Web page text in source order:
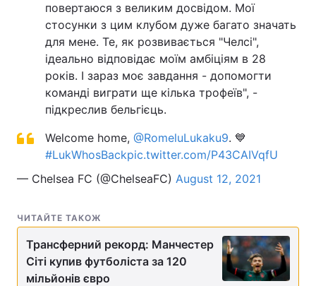
повертаюся з великим досвідом. Мої
стосунки з цим клубом дуже багато значать
для мене. Те, як розвивається "Челсі",
ідеально відповідає моїм амбіціям в 28
років. І зараз моє завдання - допомогти
команді виграти ще кілька трофеїв", -
підкреслив бельгієць.
Welcome home, @RomeluLukaku9. 💙
#LukWhosBackpic.twitter.com/P43CAIVqfU
— Chelsea FC (@ChelseaFC) August 12, 2021
ЧИТАЙТЕ ТАКОЖ
Трансферний рекорд: Манчестер
Сіті купив футболіста за 120
мільйонів євро